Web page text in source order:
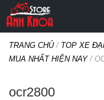
TRANG CHỦ/ TOP XE
MUA NHẤT HIỆN NAY/
ocr2800